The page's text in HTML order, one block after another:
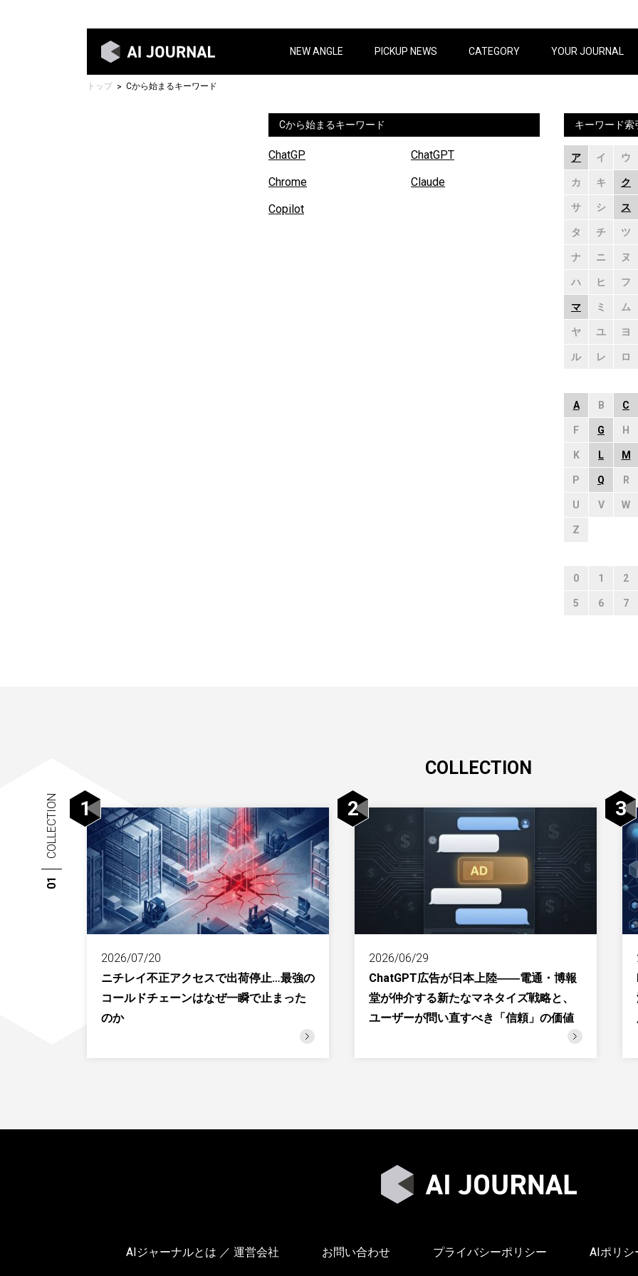
NEW ANGLE PICKUP NEWS CATEGORY YOUR JOURNAL
トップ Cから始まるキーワード
Cから始まるキーワード
ChatGP
ChatGPT
Chrome
Claude
Copilot
キーワード索
ア イ ウ
カ キ ク
サ シ ス
タ チ ツ
ナ ニ ヌ
ハ ヒ フ
マ ミ ム
ヤ ユ ヨ
ル レ ロ
A B C
F G H
K L M
P Q R
U V W
Z
0 1 2
5 6 7
01
COLLECTION
COLLECTION
1
2026/07/20
ニチレイ不正アクセスで出荷停止…最強の
コールドチェーンはなぜ一瞬で止まった
のか
2
2026/06/29
ChatGPT広告が日本上陸――電通・博報
堂が仲介する新たなマネタイズ戦略と、
ユーザーが問い直すべき「信頼」の価値
3
AIジャーナルとは ／ 運営会社 お問い合わせ プライバシーポリシー AIポリシ